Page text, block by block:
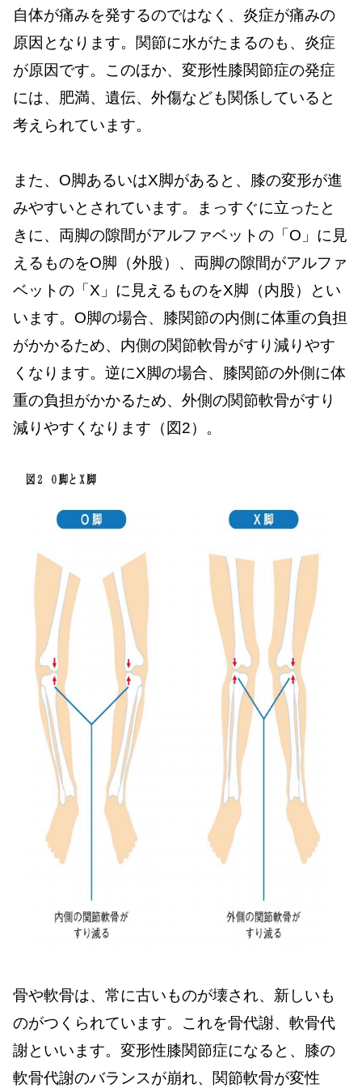
自体が痛みを発するのではなく、炎症が痛みの
原因となります。関節に水がたまるのも、炎症
が原因です。このほか、変形性膝関節症の発症
には、肥満、遺伝、外傷なども関係していると
考えられています。
また、O脚あるいはX脚があると、膝の変形が進
みやすいとされています。まっすぐに立ったと
きに、両脚の隙間がアルファベットの「O」に見
えるものをO脚（外股）、両脚の隙間がアルファ
ベットの「X」に見えるものをX脚（内股）とい
います。O脚の場合、膝関節の内側に体重の負担
がかかるため、内側の関節軟骨がすり減りやす
くなります。逆にX脚の場合、膝関節の外側に体
重の負担がかかるため、外側の関節軟骨がすり
減りやすくなります（図2）。
骨や軟骨は、常に古いものが壊され、新しいも
のがつくられています。これを骨代謝、軟骨代
謝といいます。変形性膝関節症になると、膝の
軟骨代謝のバランスが崩れ、関節軟骨が変性